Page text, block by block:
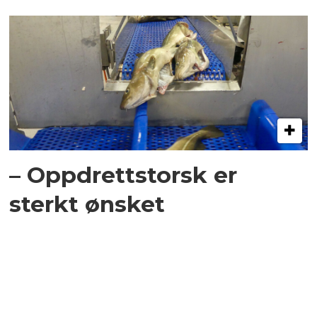
– Oppdrettstorsk er
sterkt ønsket